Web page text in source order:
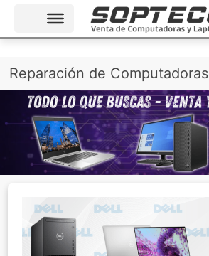
contenido
Reparación de